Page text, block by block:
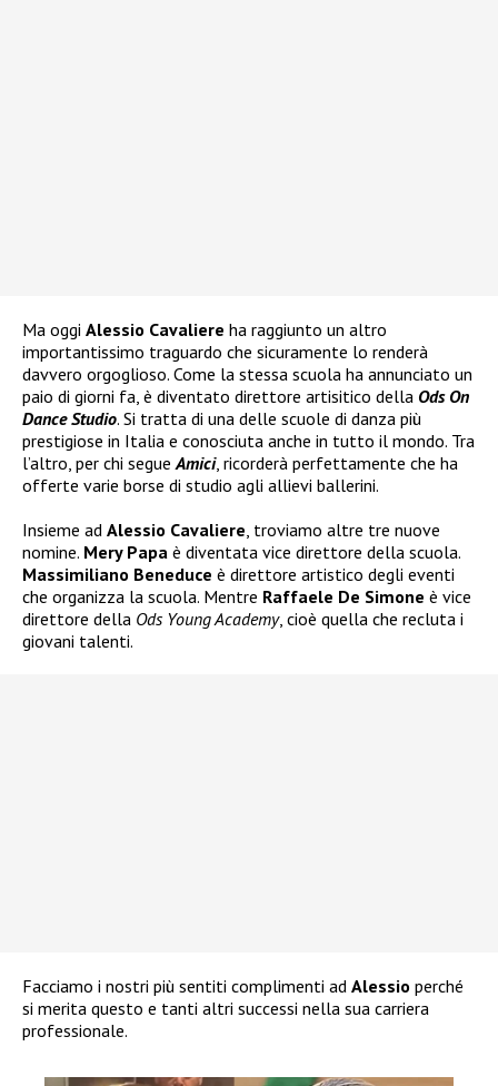
Ma oggi Alessio Cavaliere ha raggiunto un altro
importantissimo traguardo che sicuramente lo renderà
davvero orgoglioso. Come la stessa scuola ha annunciato un
paio di giorni fa, è diventato direttore artisitico della Ods On
Dance Studio. Si tratta di una delle scuole di danza più
prestigiose in Italia e conosciuta anche in tutto il mondo. Tra
l’altro, per chi segue Amici, ricorderà perfettamente che ha
offerte varie borse di studio agli allievi ballerini.
Insieme ad Alessio Cavaliere , troviamo altre tre nuove
nomine. Mery Papa è diventata vice direttore della scuola.
Massimiliano Beneduce è direttore artistico degli eventi
che organizza la scuola. Mentre Raffaele De Simone è vice
direttore della Ods Young Academy, cioè quella che recluta i
giovani talenti.
Facciamo i nostri più sentiti complimenti ad Alessio perché
si merita questo e tanti altri successi nella sua carriera
professionale.